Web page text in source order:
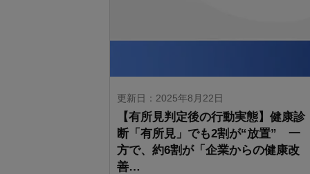
更新日：2025年8月22日
【有所見判定後の行動実態】健康診
断「有所見」でも2割が“放置” 一
方で、約6割が「企業からの健康改
善…